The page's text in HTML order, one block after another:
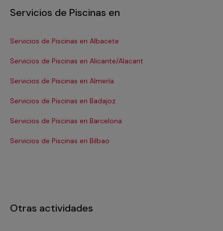
Servicios de Piscinas en
Servicios de Piscinas en Albacete
Servicios de Piscinas en Alicante/Alacant
Servicios de Piscinas en Almería
Servicios de Piscinas en Badajoz
Servicios de Piscinas en Barcelona
Servicios de Piscinas en Bilbao
Otras actividades